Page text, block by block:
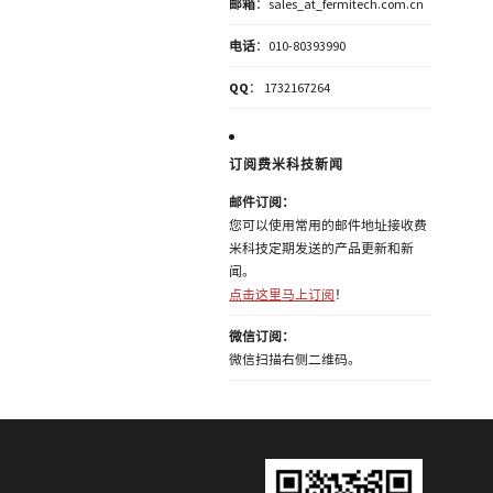
邮箱：sales_at_fermitech.com.cn
电话：010-80393990
QQ ： 1732167264
订阅费米科技新闻
邮件订阅：
您可以使用常用的邮件地址接收费
米科技定期发送的产品更新和新
闻。
点击这里马上订阅 ！
微信订阅：
微信扫描右侧二维码。